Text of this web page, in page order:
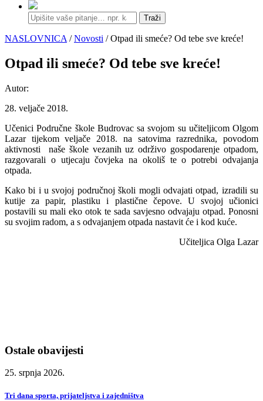
Traži
NASLOVNICA /Novosti / Otpad ili smeće? Od tebe sve kreće!
Otpad ili smeće? Od tebe sve kreće!
Autor:
28. veljače 2018.
Učenici Područne škole Budrovac sa svojom su učiteljicom Olgom
Lazar tijekom veljače 2018. na satovima razrednika, povodom
aktivnosti naše škole vezanih uz održivo gospodarenje otpadom,
razgovarali o utjecaju čovjeka na okoliš te o potrebi odvajanja
otpada.
Kako bi i u svojoj područnoj školi mogli odvajati otpad, izradili su
kutije za papir, plastiku i plastične čepove. U svojoj učionici
postavili su mali eko otok te sada savjesno odvajaju otpad. Ponosni
su svojim radom, a s odvajanjem otpada nastavit će i kod kuće.
Učiteljica Olga Lazar
Ostale obavijesti
25. srpnja 2026.
Tri dana sporta, prijateljstva i zajedništva